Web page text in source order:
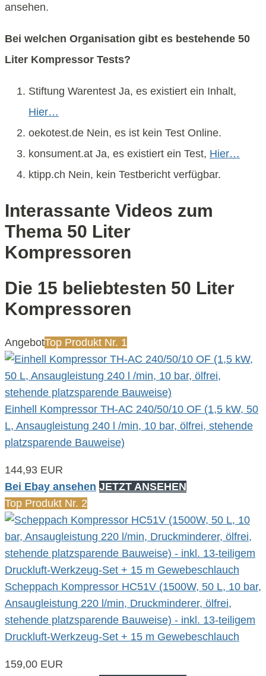
ansehen.
Bei welchen Organisation gibt es bestehende 50
Liter Kompressor Tests?
Stiftung Warentest Ja, es existiert ein Inhalt,
Hier…
oekotest.de Nein, es ist kein Test Online.
konsument.at Ja, es existiert ein Test, Hier…
ktipp.ch Nein, kein Testbericht verfügbar.
Interassante Videos zum
Thema 50 Liter
Kompressoren
Die 15 beliebtesten 50 Liter
Kompressoren
AngebotTop Produkt Nr. 1
Einhell Kompressor TH-AC 240/50/10 OF (1,5 kW, 50
L, Ansaugleistung 240 l /min, 10 bar, ölfrei, stehende
platzsparende Bauweise)
144,93 EUR
Bei Ebay ansehen JETZT ANSEHEN
Top Produkt Nr. 2
Scheppach Kompressor HC51V (1500W, 50 L, 10 bar,
Ansaugleistung 220 l/min, Druckminderer, ölfrei,
stehende platzsparende Bauweise) - inkl. 13-teiligem
Druckluft-Werkzeug-Set + 15 m Gewebeschlauch
159,00 EUR